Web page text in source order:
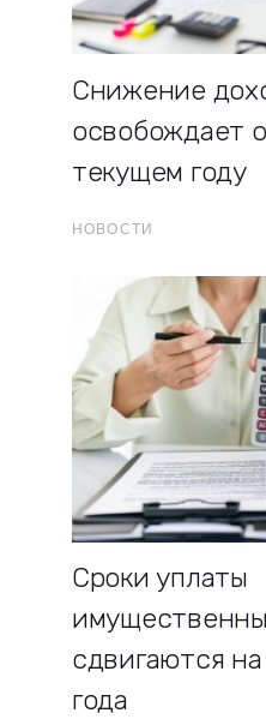
Снижение
освобождает
текущем году
НОВОСТИ
Сроки уплаты
сдвигаются
года